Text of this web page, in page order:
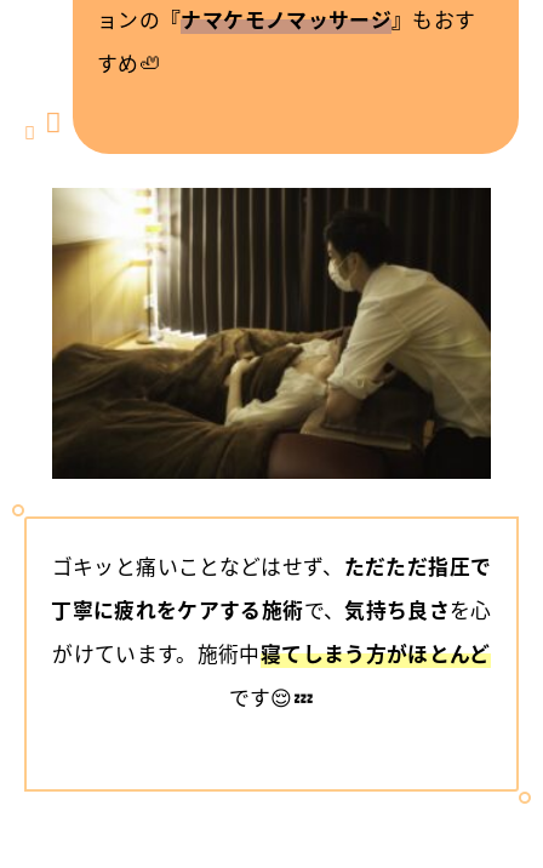
ョンの 『ナマケモノマッサージ』 もおす
すめ🦥
ゴキッと痛いことなどはせず、 ただただ指圧で
丁寧に疲れをケアする施術で、気持ち良さを心
がけています。施術中寝てしまう方がほとんど
です😌💤